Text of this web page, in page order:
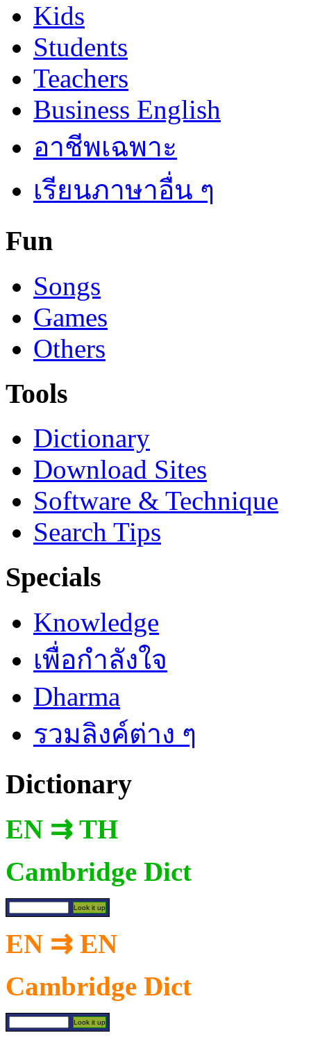
Kids
Students
Teachers
Business English
อาชีพเฉพาะ
เรียนภาษาอื่น ๆ
Fun
Songs
Games
Others
Tools
Dictionary
Download Sites
Software & Technique
Search Tips
Specials
Knowledge
เพื่อกำลังใจ
Dharma
รวมลิงค์ต่าง ๆ
Dictionary
EN ⇉ TH
Cambridge Dict
EN ⇉ EN
Cambridge Dict